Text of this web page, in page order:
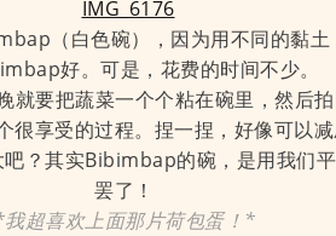
（白色碗），因为用不同的黏
好。可是，花费的时间不少。
就要把蔬菜一个个粘在碗里，然后
很享受的过程。捏一捏，好像可以减
？其实Bibimbap的碗，是用我们
罢了！
超喜欢上面那片荷包蛋！*